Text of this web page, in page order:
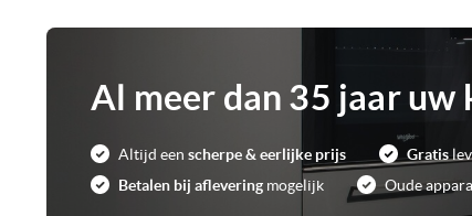
Al meer dan 35 jaar uw
Altijd een scherpe & eerlijke prijs Gratis
Betalen bij aflevering mogelijk Oude